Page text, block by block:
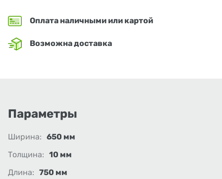
Оплата наличными или картой
Возможна доставка
Параметры
Ширина: 650 мм
Толщина: 10 мм
Длина: 750 мм